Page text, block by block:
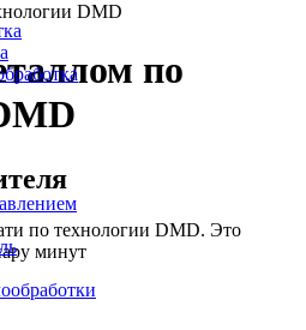
DMD
по
по технологии DMD. Это
минут